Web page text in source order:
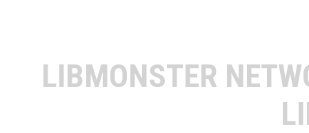
LIBMONSTER